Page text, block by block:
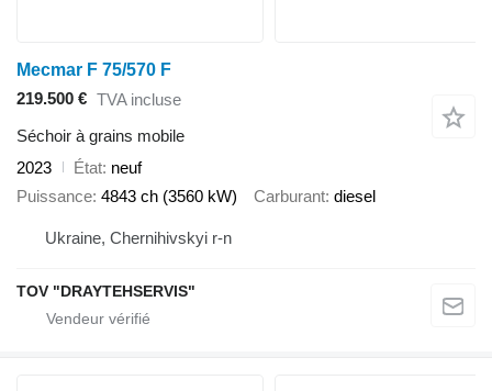
Mecmar F 75/570 F
219.500 € TVA incluse
Séchoir à grains mobile
2023
État neuf
Puissance 4843 ch (3560 kW) Carburant diesel
Ukraine, Chernihivskyi r-n
TOV "DRAYTEHSERVIS"